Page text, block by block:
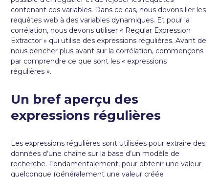
contenant ces variables. Dans ce cas, nous devons lier les
requêtes web à des variables dynamiques. Et pour la
corrélation, nous devons utiliser « Regular Expression
Extractor » qui utilise des expressions régulières. Avant de
nous pencher plus avant sur la corrélation, commençons
par comprendre ce que sont les « expressions
régulières ».
Un bref aperçu des
expressions régulières
Les expressions régulières sont utilisées pour extraire des
données d’une chaîne sur la base d’un modèle de
recherche. Fondamentalement, pour obtenir une valeur
quelconque (généralement une valeur créée